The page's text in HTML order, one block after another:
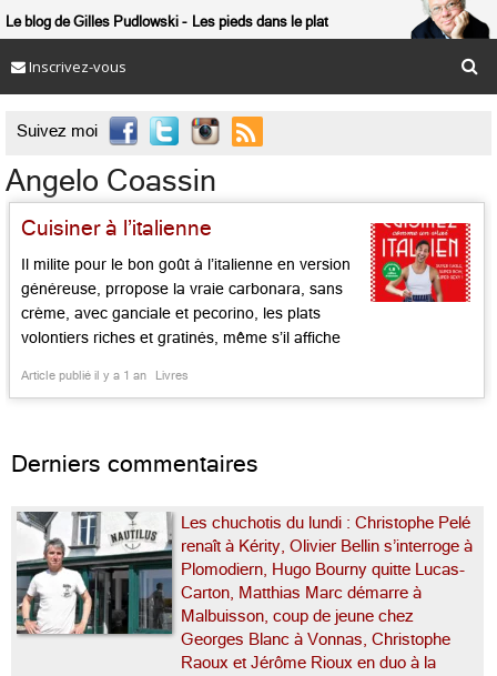
Le blog de Gilles Pudlowski Les pieds dans le plat
Inscrivez-vous
Suivez moi 
Angelo Coassin
Cuisiner à l’italienne
Il milite pour le bon goût à l’italienne en version
généreuse, prropose la vraie carbonara, sans
crème, avec ganciale et pecorino, les plats
volontiers riches et gratinés, même s’il affiche
blancs et rayés. Facile, bon, sexy : ce sont les
Article publié il y a 1 an Livres
Derniers commentaires
Les chuchotis du lundi : Christophe Pelé
renaît à Kérity, Olivier Bellin s’interroge à
Plomodiern, Hugo Bourny quitte Lucas-
Carton, Matthias Marc démarre à
Malbuisson, coup de jeune chez
Georges Blanc à Vonnas, Christophe
Raoux et Jérôme Rioux en duo à la